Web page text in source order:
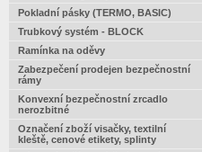
Pokladní pásky (TERMO, BASIC)
Trubkový systém - BLOCK
Ramínka na oděvy
Zabezpečení prodejen bezpečnostní
rámy
Konvexní bezpečnostní zrcadlo
nerozbitné
Označení zboží visačky, textilní
kleště, cenové etikety, splinty